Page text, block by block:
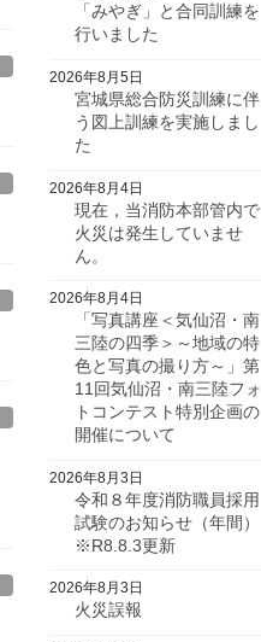
「みやぎ」と合同訓練を
行いました
宮城県総合防災訓練に伴
う図上訓練を実施しまし
た
2026年8月5日
現在，当消防本部管内で
火災は発生していませ
ん。
2026年8月4日
「写真講座＜気仙沼・南
三陸の四季＞～地域の特
色と写真の撮り方～」第
11回気仙沼・南三陸フォ
トコンテスト特別企画の
開催について
2026年8月4日
令和８年度消防職員採用
試験のお知らせ（年間）
※R8.8.3更新
2026年8月3日
火災誤報
2026年8月3日